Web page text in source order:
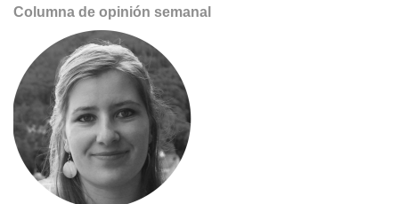
Columna de opinión semanal